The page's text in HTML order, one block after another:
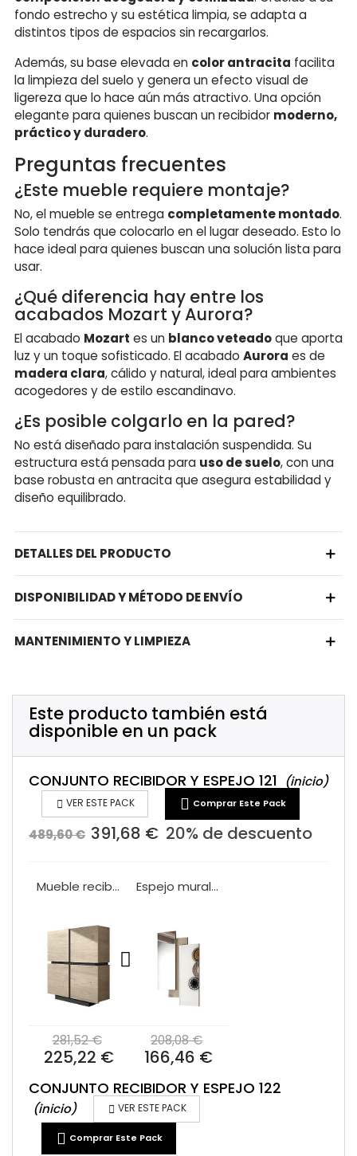
fondo estrecho y su estética limpia, se adapta a
distintos tipos de espacios sin recargarlos.
Además, su base elevada en color antracita facilita
la limpieza del suelo y genera un efecto visual de
ligereza que lo hace aún más atractivo. Una opción
elegante para quienes buscan un recibidor moderno,
práctico y duradero.
Preguntas frecuentes
¿Este mueble requiere montaje?
No, el mueble se entrega completamente montado.
Solo tendrás que colocarlo en el lugar deseado. Esto lo
hace ideal para quienes buscan una solución lista para
usar.
¿Qué diferencia hay entre los
acabados Mozart y Aurora?
El acabado Mozart es un blanco veteadoque aporta
luz y un toque sofisticado. El acabado Aurora es de
madera clara, cálido y natural, ideal para ambientes
acogedores y de estilo escandinavo.
¿Es posible colgarlo en la pared?
No está diseñado para instalación suspendida. Su
estructura está pensada para uso de suelo, con una
base robusta en antracita que asegura estabilidad y
diseño equilibrado.
DETALLES DEL PRODUCTO
DISPONIBILIDAD Y MÉTODO DE ENVÍO
MANTENIMIENTO Y LIMPIEZA
Este producto también está
disponible en un pack
CONJUNTO RECIBIDOR Y ESPEJO 121 (inicio)
 VER ESTE PACK  Comprar Este Pack
489,60 € 391,68 € 20% de descuento
Mueble recibidor 4 puertas VA1005
281,52 €
225,22 €
Espejo mural VA2020
208,08 €
166,46 €
CONJUNTO RECIBIDOR Y ESPEJO 122
(inicio)  VER ESTE PACK
 Comprar Este Pack